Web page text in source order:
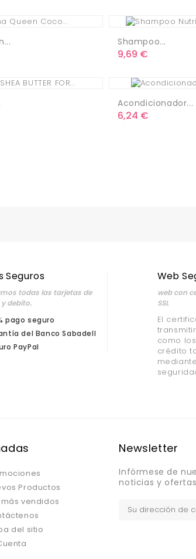
Shampoo...
Precio
9,69 €
Acondicionador...
Precio
6,24 €
Seguros
todas las tarjetas de
debíto.
pago seguro
del Banco Sabadell
PayPal
Web
web con
SSL
El
como
crédito
Productos
más vendidos
del sitio
Newsletter
Infórmese de
noticias y